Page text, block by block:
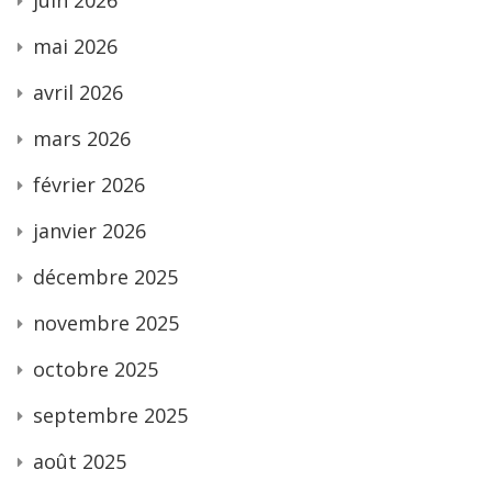
mai 2026
avril 2026
mars 2026
février 2026
janvier 2026
décembre 2025
novembre 2025
octobre 2025
septembre 2025
août 2025